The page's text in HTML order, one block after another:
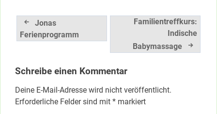
Beitragsnavigation
Jonas
Ferienprogramm
Familientreffkurs:
Indische
Babymassage
Schreibe einen Kommentar
Deine E-Mail-Adresse wird nicht veröffentlicht.
Erforderliche Felder sind mit * markiert